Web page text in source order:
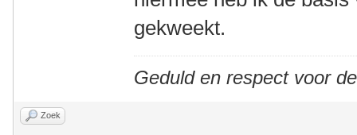
gekweekt.
Geduld en respect voor
Zoek